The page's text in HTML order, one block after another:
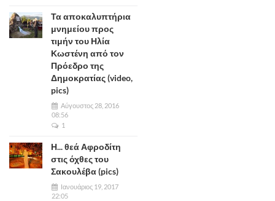
Τα αποκαλυπτήρια
μνημείου προς
τιμήν του Ηλία
Κωστένη από τον
Πρόεδρο της
Δημοκρατίας (video,
pics)
Αύγουστος 28, 2016
08:56
1
Η... θεά Αφροδίτη
στις όχθες του
Σακουλέβα (pics)
Ιανουάριος 19, 2017
22:05